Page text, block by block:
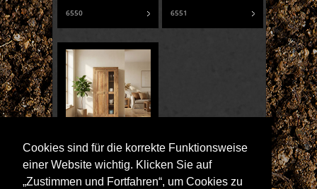
Cookies sind für die korrekte Funktionsweise
einer Website wichtig. Klicken Sie auf
„Zustimmen und Fortfahren“, um Cookies zu
6550 6551
Vitrine zur
Wohnwand 1
Glas-/ 1...